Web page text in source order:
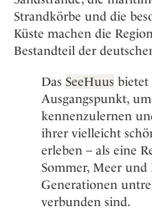
Strandkörbe und die
Küste machen die
Bestandteil der
Das SeeHuus bietet
Ausgangspunkt,
kennenzulernen
ihrer vielleicht
erleben – als eine
Sommer, Meer und
Generationen
verbunden sind.